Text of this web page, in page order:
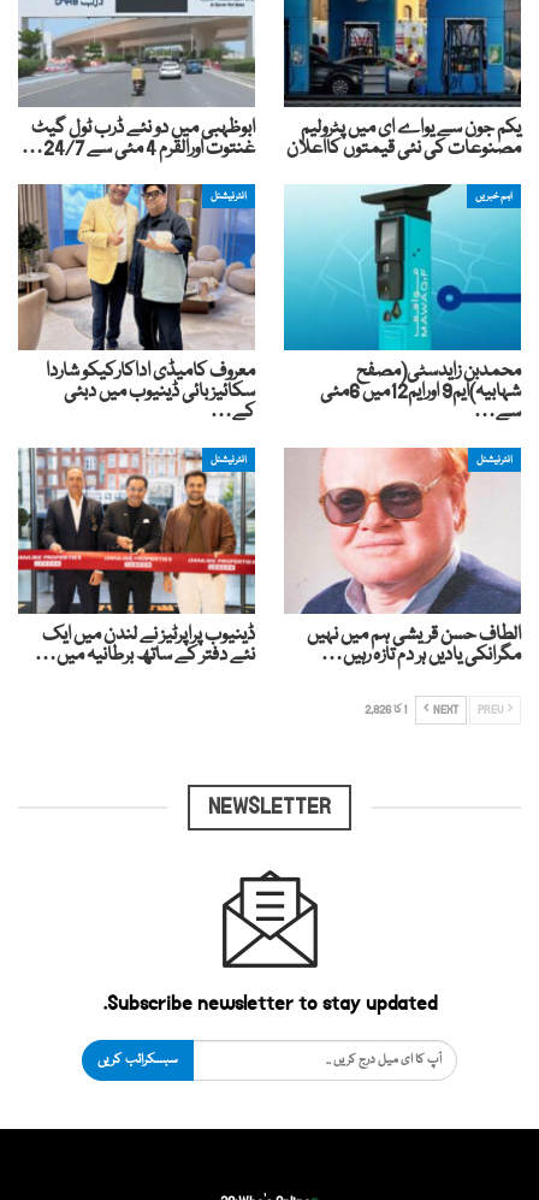
یکم جون سے یواے ای میں پٹرولیم
مصنوعات کی نئی قیمتوں کااعلان
ابوظہبی میں دو نئے ڈرب ٹول گیٹ
غنتوت اورالقرم 4 مئی سے 24/7…
اہم خبریں
محمدبن زایدسٹی(مصفح
شہابیہ)ایم9 اورایم12میں 6مئی
سے…
انٹرنیشنل
معروف کامیڈی اداکارکیکو شاردا
سکائیز بائی ڈینیوب میں دبئی
کے…
انٹرنیشنل
الطاف حسن قریشی ہم میں نہیں
مگرانکی یادیں ہر دم تازہ رہیں…
انٹرنیشنل
ڈینیوب پراپرٹیز نے لندن میں ایک
نئے دفتر کے ساتھ برطانیہ میں…
NEXT 1 کا 2,826
NEWSLETTER
Subscribe newsletter to stay updated.
سبسکرائب کریں